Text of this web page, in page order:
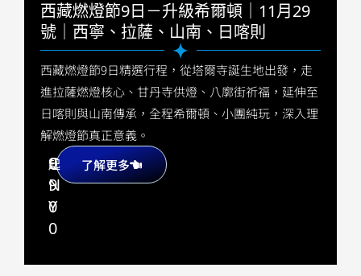
西藏燃燈節9日－升級希爾頓｜11月29
號｜西寧、拉薩、山南、日喀則
西藏燃燈節9日精選行程，從塔爾寺誕生地出發，走
進拉薩燃燈核心、甘丹寺供燈、八廓街祈福，延伸至
日喀則與山南傳承，全程希爾頓、小團純玩，深入理
解燃燈節真正意義。
了解更多
9
9
0
0
C
N
Y
起